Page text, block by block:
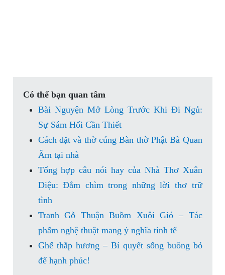
Có thể bạn quan tâm
Bài Nguyện Mở Lòng Trước Khi Đi Ngủ:
Sự Sám Hối Cần Thiết
Cách đặt và thờ cúng Bàn thờ Phật Bà Quan
Âm tại nhà
Tổng hợp câu nói hay của Nhà Thơ Xuân
Diệu: Đắm chìm trong những lời thơ trữ
tình
Tranh Gỗ Thuận Buồm Xuôi Gió – Tác
phẩm nghệ thuật mang ý nghĩa tinh tế
Ghế thắp hương – Bí quyết sống buông bỏ
để hạnh phúc!